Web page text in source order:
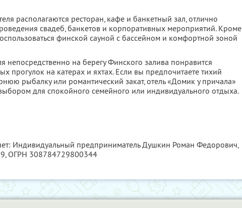
располагаются ресторан, кафе и банкетный зал, отлично
свадеб, банкетов и корпоративных мероприятий. Кроме
финской сауной с бассейном и комфортной зоной
непосредственно на берегу Финского залива понравится
прогулок на катерах и яхтах. Если вы предпочитаете тихий
рыбалку или романтический закат, отель «Домик у причала»
для спокойного семейного или индивидуального отдыха.
Индивидуальный предприниматель Душкин Роман Федорович,
, ОГРН 308784729800344